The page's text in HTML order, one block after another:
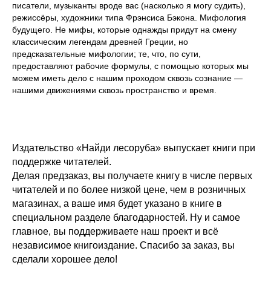
писатели, музыканты вроде вас (насколько я могу судить),
режиссёры, художники типа Фрэнсиса Бэкона. Мифология
будущего. Не мифы, которые однажды придут на смену
классическим легендам древней Греции, но
предсказательные мифологии; те, что, по сути,
предоставляют рабочие формулы, с помощью которых мы
можем иметь дело с нашим проходом сквозь сознание —
нашими движениями сквозь пространство и время.
Издательство «Найди лесоруба» выпускает книги при
поддержке читателей.
Делая предзаказ, вы получаете книгу в числе первых
читателей и по более низкой цене, чем в розничных
магазинах, а ваше имя будет указано в книге в
специальном разделе благодарностей. Ну и самое
главное, вы поддерживаете наш проект и всё
независимое книгоиздание. Спасибо за заказ, вы
сделали хорошее дело!